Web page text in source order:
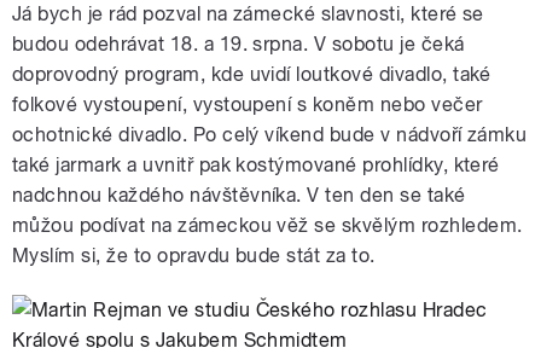
Já bych je rád pozval na zámecké slavnosti, které se
budou odehrávat 18. a 19. srpna. V sobotu je čeká
doprovodný program, kde uvidí loutkové divadlo, také
folkové vystoupení, vystoupení s koněm nebo večer
ochotnické divadlo. Po celý víkend bude v nádvoří zámku
také jarmark a uvnitř pak kostýmované prohlídky, které
nadchnou každého návštěvníka. V ten den se také
můžou podívat na zámeckou věž se skvělým rozhledem.
Myslím si, že to opravdu bude stát za to.